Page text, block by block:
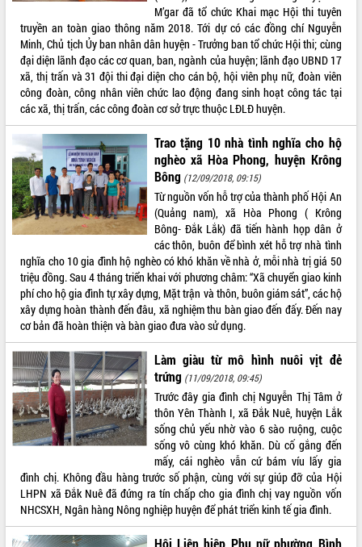
M’gar đã tổ chức Khai mạc Hội thi tuyên
truyền an toàn giao thông năm 2018. Tới dự có các đồng chí Nguyễn
Minh, Chủ tịch Ủy ban nhân dân huyện - Trưởng ban tổ chức Hội thi; cùng
đại diện lãnh đạo các cơ quan, ban, ngành của huyện; lãnh đạo UBND 17
xã, thị trấn và 31 đội thi đại diện cho cán bộ, hội viên phụ nữ, đoàn viên
công đoàn, công nhân viên chức lao động đang sinh hoạt công tác tại
các xã, thị trấn, các công đoàn cơ sở trực thuộc LĐLĐ huyện.
Trao tặng 10 nhà tình nghĩa cho hộ
nghèo xã Hòa Phong, huyện Krông
Bông (12/09/2018, 09:15)
Từ nguồn vốn hỗ trợ của thành phố Hội An
(Quảng nam), xã Hòa Phong ( Krông
Bông- Đắk Lắk) đã tiến hành họp dân ở
các thôn, buôn để bình xét hỗ trợ nhà tình
nghĩa cho 10 gia đình hộ nghèo có khó khăn về nhà ở, mỗi nhà trị giá 50
triệu đồng. Sau 4 tháng triển khai với phương châm: “Xã chuyển giao kinh
phí cho hộ gia đình tự xây dựng, Mặt trận và thôn, buôn giám sát”, các hộ
xây dựng hoàn thành đến đâu, xã nghiệm thu bàn giao đến đấy. Đến nay
cơ bản đã hoàn thiện và bàn giao đưa vào sử dụng.
Làm giàu từ mô hình nuôi vịt đẻ
trứng (11/09/2018, 09:45)
Trước đây gia đình chị Nguyễn Thị Tâm ở
thôn Yên Thành I, xã Đắk Nuê, huyện Lắk
sống chủ yếu nhờ vào 6 sào ruộng, cuộc
sống vô cùng khó khăn. Dù cố gắng đến
mấy, cái nghèo vẫn cứ bám víu lấy gia
đình chị. Không đầu hàng trước số phận, cùng với sự giúp đỡ của Hội
LHPN xã Đắk Nuê đã đứng ra tín chấp cho gia đình chị vay nguồn vốn
NHCSXH, Ngân hàng Nông nghiệp huyện để phát triển kinh tế gia đình.
Hội Liên hiệp Phụ nữ phường Bình